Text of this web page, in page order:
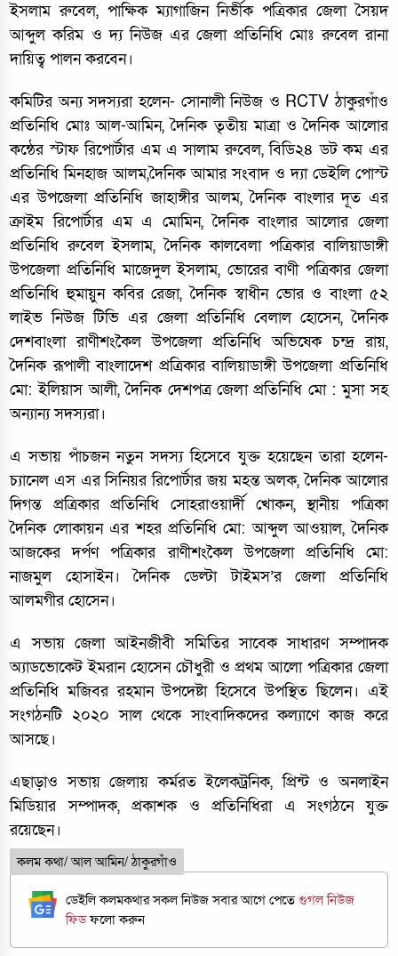
ইসলাম রুবেল, পাক্ষিক ম্যাগাজিন নির্ভীক পত্রিকার জেলা সৈয়দ
আব্দুল করিম ও দ্য নিউজ এর জেলা প্রতিনিধি মোঃ রুবেল রানা
দায়িত্ব পালন করবেন।
কমিটির অন্য সদস্যরা হলেন- সোনালী নিউজ ও RCTV ঠাকুরগাঁও
প্রতিনিধি মোঃ আল-আমিন, দৈনিক তৃতীয় মাত্রা ও দৈনিক আলোর
কন্ঠের স্টাফ রিপোর্টার এম এ সালাম রুবেল, বিডি২৪ ডট কম এর
প্রতিনিধি মিনহাজ আলম,দৈনিক আমার সংবাদ ও দ্যা ডেইলি পোস্ট
এর উপজেলা প্রতিনিধি জাহাঙ্গীর আলম, দৈনিক বাংলার দূত এর
ক্রাইম রিপোর্টার এম এ মোমিন, দৈনিক বাংলার আলোর জেলা
প্রতিনিধি রুবেল ইসলাম, দৈনিক কালবেলা পত্রিকার বালিয়াডাঙ্গী
উপজেলা প্রতিনিধি মাজেদুল ইসলাম, ভোরের বাণী পত্রিকার জেলা
প্রতিনিধি হুমায়ুন কবির রেজা, দৈনিক স্বাধীন ভোর ও বাংলা ৫২
লাইভ নিউজ টিভি এর জেলা প্রতিনিধি বেলাল হোসেন, দৈনিক
দেশবাংলা রাণীশংকৈল উপজেলা প্রতিনিধি অভিষেক চন্দ্র রায়,
দৈনিক রূপালী বাংলাদেশ প্রত্রিকার বালিয়াডাঙ্গী উপজেলা প্রতিনিধি
মো: ইলিয়াস আলী, দৈনিক দেশপত্র জেলা প্রতিনিধি মো : মুসা সহ
অন্যান্য সদস্যরা।
এ সভায় পাঁচজন নতুন সদস্য হিসেবে যুক্ত হয়েছেন তারা হলেন-
চ্যানেল এস এর সিনিয়র রিপোর্টার জয় মহন্ত অলক, দৈনিক আলোর
দিগন্ত প্রত্রিকার প্রতিনিধি সোহরাওয়ার্দী খোকন, স্থানীয় পত্রিকা
দৈনিক লোকায়ন এর শহর প্রতিনিধি মো: আব্দুল আওয়াল, দৈনিক
আজকের দর্পণ পত্রিকার রাণীশংকৈল উপজেলা প্রতিনিধি মো:
নাজমুল হোসাইন। দৈনিক ডেল্টা টাইমস’র জেলা প্রতিনিধি
আলমগীর হোসেন।
এ সভায় জেলা আইনজীবী সমিতির সাবেক সাধারণ সম্পাদক
অ্যাডভোকেট ইমরান হোসেন চৌধুরী ও প্রথম আলো পত্রিকার জেলা
প্রতিনিধি মজিবর রহমান উপদেষ্টা হিসেবে উপস্থিত ছিলেন। এই
সংগঠনটি ২০২০ সাল থেকে সাংবাদিকদের কল্যাণে কাজ করে
আসছে।
এছাড়াও সভায় জেলায় কর্মরত ইলেকট্রনিক, প্রিন্ট ও অনলাইন
মিডিয়ার সম্পাদক, প্রকাশক ও প্রতিনিধিরা এ সংগঠনে যুক্ত
রয়েছেন।
কলম কথা/ আল আমিন/ ঠাকুরগাঁও
ডেইলি কলমকথার সকল নিউজ সবার আগে পেতেগুগল নিউজ
ফিডফলো করুন